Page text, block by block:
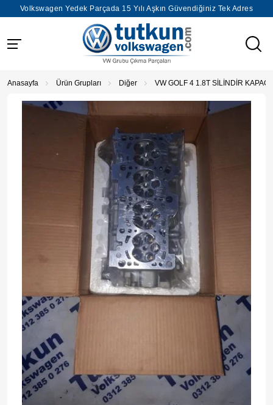
Volkswagen Yedek Parçada 15 Yılı Aşkın Güvendiğiniz Tek Adres
Anasayfa Ürün Grupları Diğer VW GOLF 4 1.8T SİLİNDİR KAPAĞI